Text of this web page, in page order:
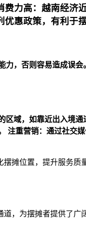
费力高：越南经济
惠政策，有利于摆
，否则容易造成误会
域，如靠近出入境通
注重营销：通过社交
摊位置，提升服务质
，为摆摊者提供了广